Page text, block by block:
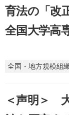
育法の「改
全国大学高
全国・地方規模組
＜声明＞